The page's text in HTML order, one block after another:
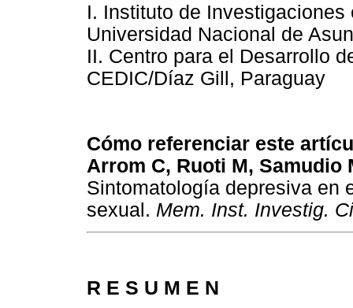
I. Instituto de
Universidad Nacional de
II. Centro para el Desarrollo
CEDIC/Díaz Gill, Paraguay
Cómo referenciar este
Arrom C, Ruoti M, Samudio
Sintomatología depresiva en
sexual. Mem. Inst. Investig.
R E S U M E N